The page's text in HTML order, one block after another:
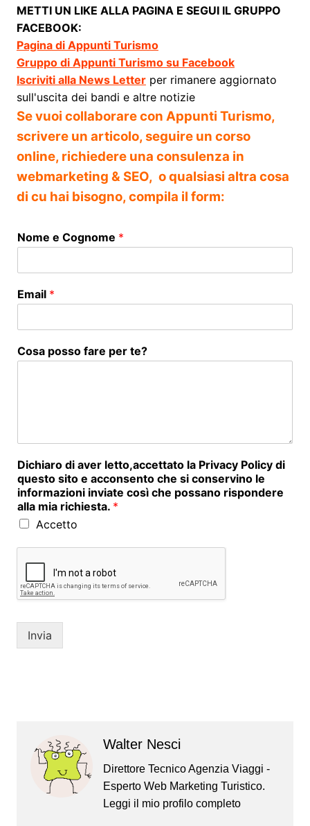
METTI UN LIKE ALLA PAGINA E SEGUI IL GRUPPO
FACEBOOK:
Pagina di Appunti Turismo
Gruppo di Appunti Turismo su Facebook
Iscriviti alla News Letterper rimanere aggiornato
sull'uscita dei bandi e altre notizie
Se vuoi collaborare con Appunti Turismo,
scrivere un articolo, seguire un corso
online, richiedere una consulenza in
webmarketing & SEO, o qualsiasi altra cosa
di cu hai bisogno, compila il form:
Nome e Cognome *
Email *
Cosa posso fare per te?
Dichiaro di aver letto,accettato la Privacy Policy di
questo sito e acconsento che si conservino le
informazioni inviate così che possano rispondere
alla mia richiesta. *
Accetto
Invia
Walter Nesci
Direttore Tecnico Agenzia Viaggi -
Esperto Web Marketing Turistico.
Leggi il mio profilo completo